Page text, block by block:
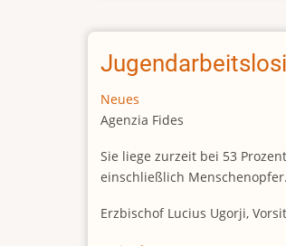
Größe
Neues
Agenzia Fides
Sie liege zurzeit bei 53
einschließlich Menschenopfer.
Erzbischof Lucius Ugorji,